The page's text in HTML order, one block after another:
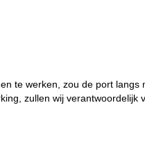
te werken, zou de port langs
zullen wij verantwoordelijk